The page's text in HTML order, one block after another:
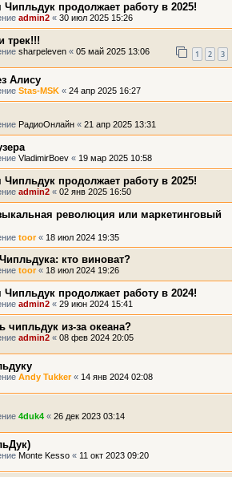
Чипльдук продолжает работу в 2025!
admin2 « 30 июл 2025 15:26
трек!!!
sharpeleven « 05 май 2025 13:06
1 2 3
Алису
Stas-MSK « 24 апр 2025 16:27
РадиоОнлайн « 21 апр 2025 13:31
VladimirBoev « 19 мар 2025 10:58
Чипльдук продолжает работу в 2025!
admin2 « 02 янв 2025 16:50
революция или маркетинговый
toor« 18 июл 2024 19:35
кто виноват?
toor « 18 июл 2024 19:26
Чипльдук продолжает работу в 2024!
admin2 « 29 июн 2024 15:41
чипльдук из-за океана?
admin2 « 08 фев 2024 20:05
Andy Tukker« 14 янв 2024 02:08
4duk4 « 26 дек 2023 03:14
Monte Kesso « 11 окт 2023 09:20